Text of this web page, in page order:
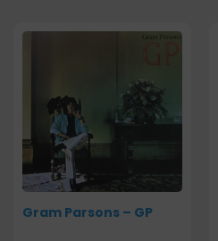
Gram Parsons – GP